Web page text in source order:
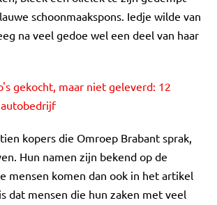
schoonmaakspons. Iedje wilde van
na veel gedoe wel een deel van haar
gekocht, maar niet geleverd: 12
kopers die Omroep Brabant sprak,
Hun namen zijn bekend op de
mensen komen dan ook in het artikel
dat mensen die hun zaken met veel